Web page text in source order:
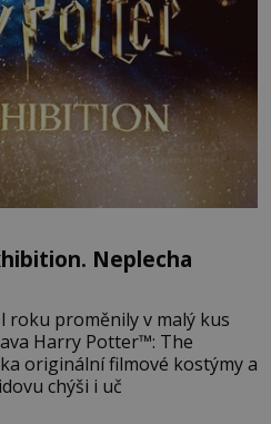
Neplecha
roku proměnily v malý kus
Harry Potter™: The
originální filmové kostýmy a
chýši i uč